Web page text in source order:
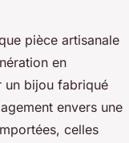
pièce artisanale
en
un bijou fabriqué
envers une
celles